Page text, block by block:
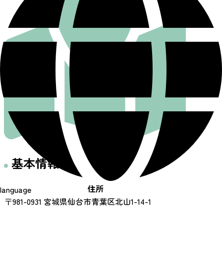
language
基本情報
住所
〒981-0931 宮城県仙台市青葉区北山1-14-1